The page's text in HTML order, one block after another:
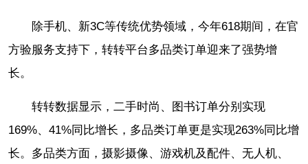
除手机、新3C等传统优势领域，今年618期间，在官
方验服务支持下，转转平台多品类订单迎来了强势增
长。
转转数据显示，二手时尚、图书订单分别实现
169%、41%同比增长，多品类订单更是实现263%同比增
长。多品类方面，摄影摄像、游戏机及配件、无人机、